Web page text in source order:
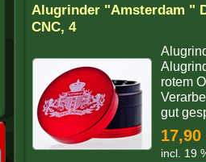
Alugrinder "Amsterdam "
CNC, 4
rotem
gut
17,90
incl. 19